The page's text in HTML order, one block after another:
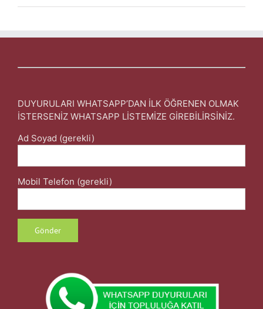
DUYURULARI WHATSAPP’DAN İLK ÖĞRENEN OLMAK
İSTERSENİZ WHATSAPP LİSTEMİZE GİREBİLİRSİNİZ.
Ad Soyad (gerekli)
Mobil Telefon (gerekli)